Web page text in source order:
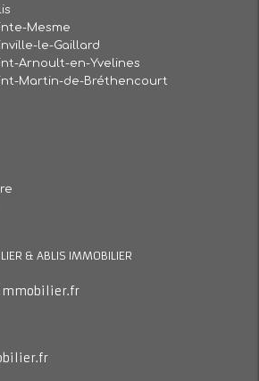
Mesme
le-Gaillard
Arnoult-en-Yvelines
Martin-de-Bréthencourt
& ABLIS IMMOBILIER